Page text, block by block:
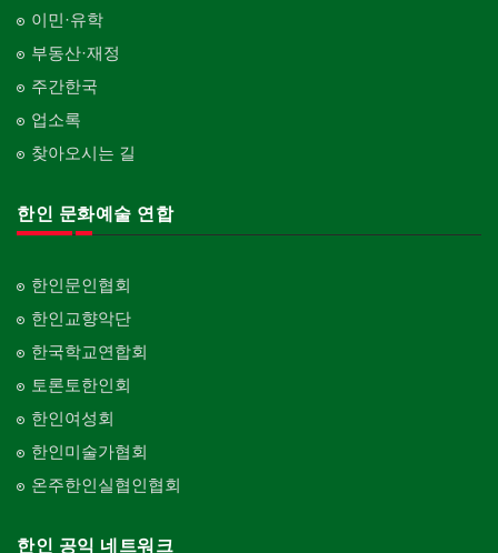
이민·유학
부동산·재정
주간한국
업소록
찾아오시는 길
한인 문화예술 연합
한인문인협회
한인교향악단
한국학교연합회
토론토한인회
한인여성회
한인미술가협회
온주한인실협인협회
한인 공익 네트워크